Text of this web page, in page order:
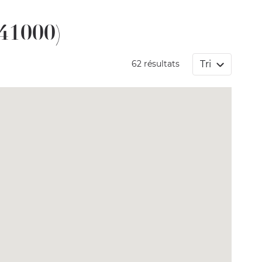
62 résultats Tri